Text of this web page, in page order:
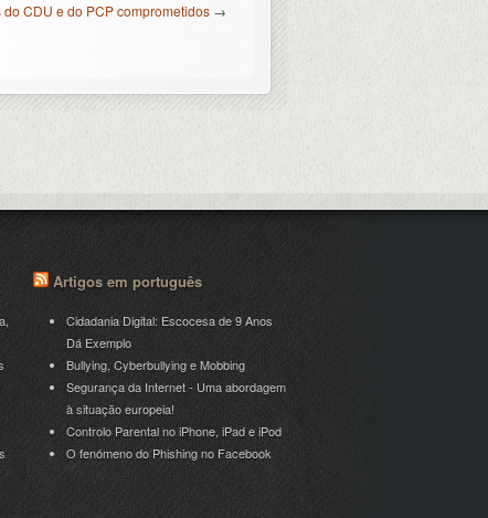
CDU e do PCP comprometidos →
Artigos em português
Cidadania Digital: Escocesa de 9 Anos
Dá Exemplo
Bullying, Cyberbullying e Mobbing
Segurança da Internet - Uma abordagem
à situação europeia!
Controlo Parental no iPhone, iPad e iPod
O fenómeno do Phishing no Facebook